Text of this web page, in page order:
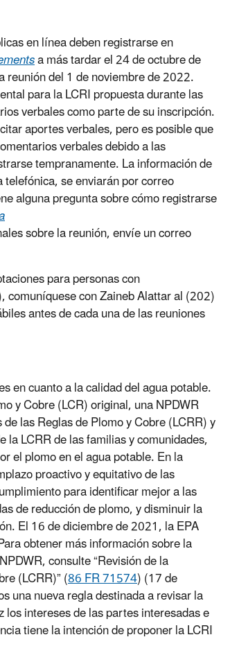
en línea deben registrarse en
a más tardar el 24 de octubre de
del 1 de noviembre de 2022.
para la LCRI propuesta durante las
verbales como parte de su inscripción.
aportes verbales, pero es posible que
verbales debido a las
tempranamente. La información de
se enviarán por correo
alguna pregunta sobre cómo registrarse
sobre la reunión, envíe un correo
para personas con
comuníquese con Zaineb Alattar al (202)
antes de cada una de las reuniones
en cuanto a la calidad del agua potable.
y Cobre (LCR) original, una NPDWR
las Reglas de Plomo y Cobre (LCRR) y
LCRR de las familias y comunidades,
el plomo en el agua potable. En la
proactivo y equitativo de las
para identificar mejor a las
de reducción de plomo, y disminuir la
El 16 de diciembre de 2021, la EPA
obtener más información sobre la
consulte “Revisión de la
(LCRR)” (86 FR 71574) (17 de
una nueva regla destinada a revisar la
intereses de las partes interesadas e
tiene la intención de proponer la LCRI